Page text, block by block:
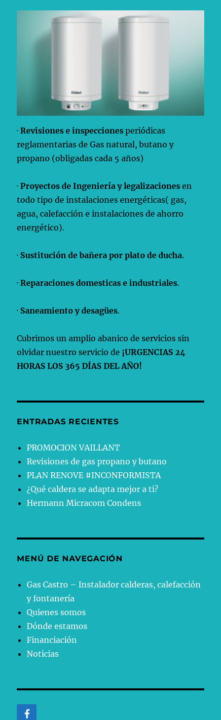
·Revisiones e inspecciones periódicas
reglamentarias de Gas natural, butano y
propano (obligadas cada 5 años)
·Proyectos de Ingeniería y legalizaciones en
todo tipo de instalaciones energéticas( gas,
agua, calefacción e instalaciones de ahorro
energético).
· Sustitución de bañera por plato de ducha.
·Reparaciones domesticas e industriales.
· Saneamiento y desagües.
Cubrimos un amplio abanico de servicios sin
olvidar nuestro servicio de ¡URGENCIAS 24
HORAS LOS 365 DÍAS DEL AÑO!
ENTRADAS RECIENTES
PROMOCION VAILLANT
Revisiones de gas propano y butano
PLAN RENOVE #INCONFORMISTA
¿Qué caldera se adapta mejor a ti?
Hermann Micracom Condens
MENÚ DE NAVEGACIÓN
Gas Castro – Instalador calderas, calefacción
y fontanería
Quienes somos
Dónde estamos
Financiación
Noticias